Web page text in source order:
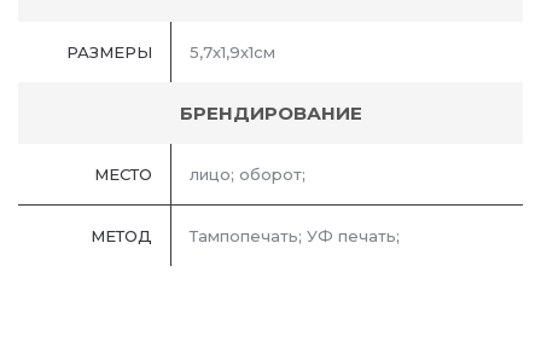
РАЗМЕРЫ 5,7х1,9х1см
БРЕНДИРОВАНИЕ
МЕСТО лицо; оборот;
МЕТОД Тампопечать; УФ печать;